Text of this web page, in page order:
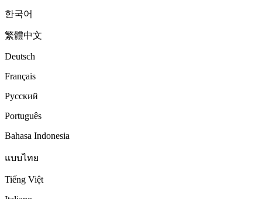
한국어
繁體中文
Deutsch
Français
Русский
Português
Bahasa Indonesia
แบบไทย
Tiếng Việt